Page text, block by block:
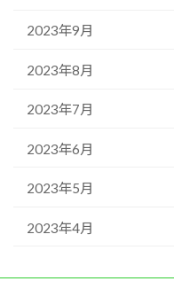
2023年9月
2023年8月
2023年7月
2023年6月
2023年5月
2023年4月